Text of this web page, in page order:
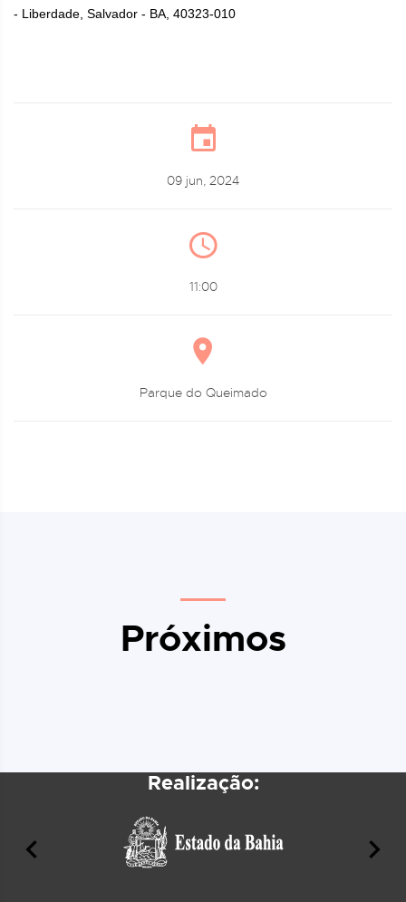
- Liberdade, Salvador - BA, 40323-010
09 jun, 2024
11:00
Parque do Queimado
Próximos
Realização: